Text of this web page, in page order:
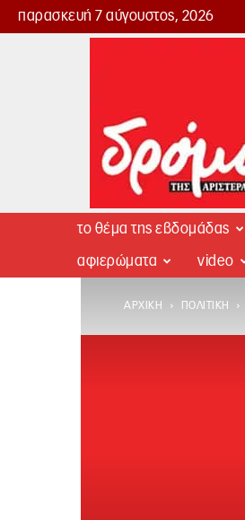
παρασκευή 7 αύγουστος, 2026
Δρόμος
το θέμα της εβδομάδας
αφιερώματα video
ΑΡΧΙΚΉ ΠΟΛΙΤΙΚΉ